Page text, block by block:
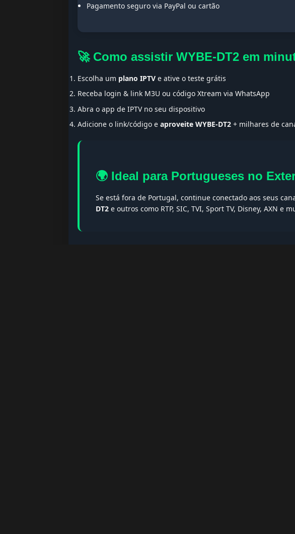
Pagamento seguro via PayPal ou cartão
🚀 Como assistir WYBE-DT2 em
Escolha um plano IPTV e ative o teste grátis
Receba login & link M3U ou código Xtream via WhatsApp
Abra o app de IPTV no seu dispositivo
Adicione o link/código e aproveite WYBE-DT2 + milhares de
🌍 Ideal para Portugueses no
Se está fora de Portugal, continue conectado aos seus
DT2 e outros como RTP, SIC, TVI, Sport TV, Disney, AXN